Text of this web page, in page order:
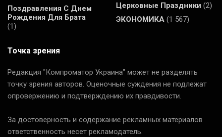
Поздравления С Днем
Рождения Для Брата
(1)
Церковные Праздники (2)
ЭКОНОМИКА (1 567)
Точка зрения
Редакция "Компроматор Украина" может не разделять
точку зрения авторов. Оценочные суждения не подлежат
опровержению и подтверждению их правдивости.
За достоверность и содержание рекламных материалов
ответственность несет рекламодатель.